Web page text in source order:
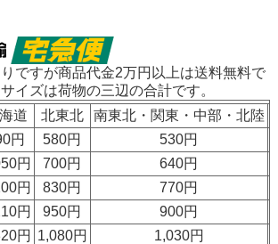
ですが商品代金2万円以上は送料無料で
イズは荷物の三辺の合計です。
道 北東北
南東北・関東・中部・北陸
円 580円 530円
円 700円 640円
円 830円 770円
円 950円 900円
円 1,080円 1,030円